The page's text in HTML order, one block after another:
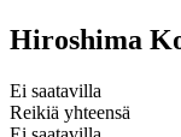
Hiroshima
Ei saatavilla
Reikiä yhteensä